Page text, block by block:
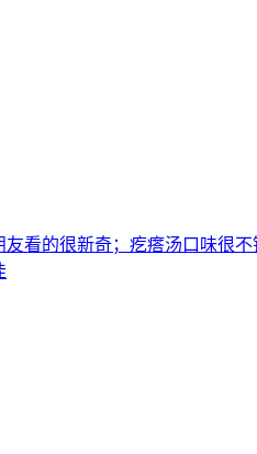
看的很新奇；疙瘩汤口味很